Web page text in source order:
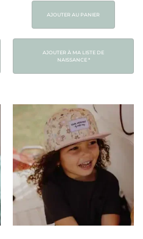
AJOUTER AU PANIER
AJOUTER À MA LISTE DE
NAISSANCE*